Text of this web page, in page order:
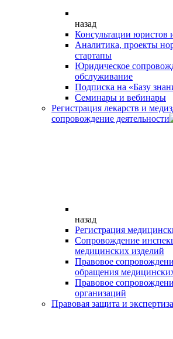
назад
Консультации юристов
Аналитика, проекты
стартапы
Юридическое
обслуживание
Подписка на «Базу
Семинары и вебинары
Регистрация лекарств и
сопровождение деятельности
назад
Регистрация
Сопровождение
медицинских изделий
Правовое
обращения
Правовое
организаций
Правовая защита и экспертиза